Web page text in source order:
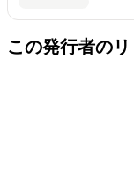
この発行者の